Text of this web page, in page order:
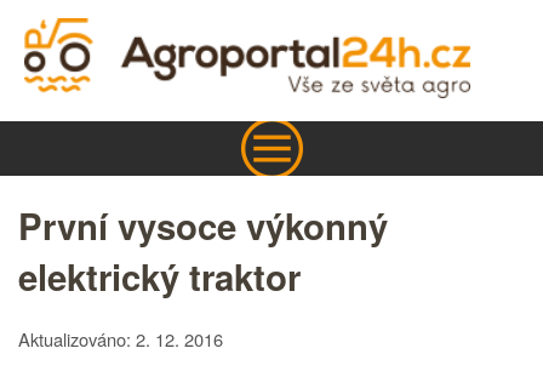
První vysoce výkonný
elektrický traktor
Aktualizováno: 2. 12. 2016